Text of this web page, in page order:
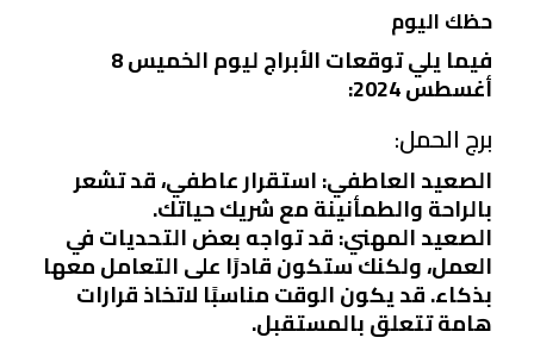
حظك اليوم
فيما يلي توقعات الأبراج ليوم الخميس 8
أغسطس 2024:
برج الحمل:
الصعيد العاطفي: استقرار عاطفي، قد تشعر
بالراحة والطمأنينة مع شريك حياتك.
الصعيد المهني: قد تواجه بعض التحديات في
العمل، ولكنك ستكون قادرًا على التعامل معها
بذكاء. قد يكون الوقت مناسبًا لاتخاذ قرارات
هامة تتعلق بالمستقبل.